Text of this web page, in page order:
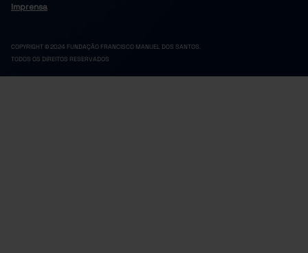
Imprensa
COPYRIGHT © 2024 FUNDAÇÃO FRANCISCO MANUEL DOS SANTOS.
TODOS OS DIREITOS RESERVADOS